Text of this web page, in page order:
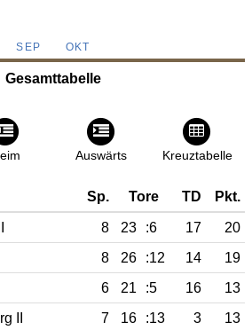
SEP OKT
Gesamttabelle
Auswärts Kreuztabelle
Sp. Tore TD Pkt.
8 23 :6 17
20
8 26 :12 14
19
6 21 :5 16
13
II 7 16 :13 3
13